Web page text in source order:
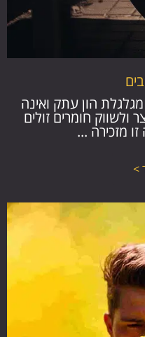
הון עתק ואינה
ולשווק חומרים זולים
מזכירה ...
>